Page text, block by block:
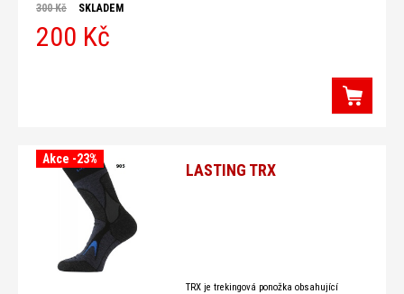
300 Kč SKLADEM
200 Kč
LASTING TRX
Akce -23%
TRX je trekingová ponožka obsahující